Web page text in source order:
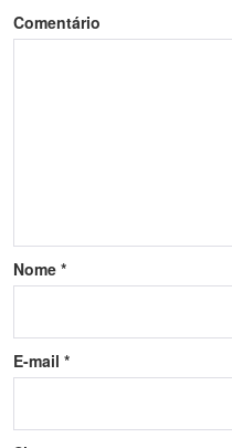
Comentário
Nome *
E-mail *